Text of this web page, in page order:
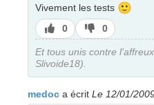
Vivement les tests 🙂
J’aime
0
J’aime
pas
0
Et tous unis contre
Slivoide18).
medoc a écrit Le 12/01/